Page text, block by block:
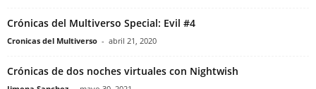
Crónicas del Multiverso Special: Evil #4
Cronicas del Multiverso - abril 21, 2020
Crónicas de dos noches virtuales con Nightwish